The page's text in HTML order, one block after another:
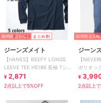
期間限定SALE まとめ割
ジーンズメイト
【HANES】BEEFY LONGS
LEEVE TEE H5186 長袖 Tシャ
ツ
¥ 2,871
2点以上で5%OFF
期間限定
ジーン
【
ポリオッ
グ
¥
2点以上